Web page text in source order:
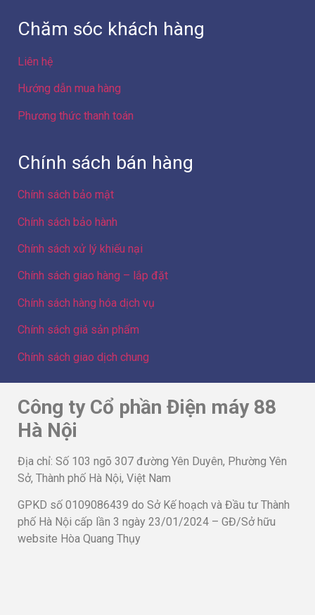
Chăm sóc khách hàng
Liên hệ
Hướng dẫn mua hàng
Phương thức thanh toán
Chính sách bán hàng
Chính sách bảo mật
Chính sách bảo hành
Chính sách xử lý khiếu nại
Chính sách giao hàng – lắp đặt
Chính sách hàng hóa dịch vụ
Chính sách giá sản phẩm
Chính sách giao dịch chung
Công ty Cổ phần Điện máy 88
Hà Nội
Địa chỉ: Số 103 ngõ 307 đường Yên Duyên, Phường Yên
Sở, Thành phố Hà Nội, Việt Nam
GPKD số 0109086439 do Sở Kế hoạch và Đầu tư Thành
phố Hà Nội cấp lần 3 ngày 23/01/2024 – GĐ/Sở hữu
website Hòa Quang Thụy